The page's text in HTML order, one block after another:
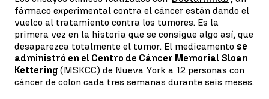
fármaco experimental contra el cáncer están dando el
vuelco al tratamiento contra los tumores. Es la
primera vez en la historia que se consigue algo así, que
desaparezca totalmente el tumor. El medicamento se
administró en el Centro de Cáncer Memorial Sloan
Kettering (MSKCC) de Nueva York a 12 personas con
cáncer de colon cada tres semanas durante seis meses.